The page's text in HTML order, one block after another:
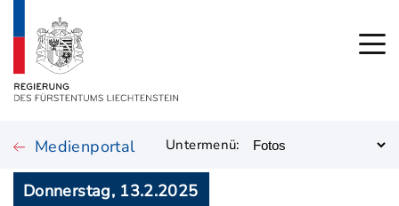
Medienportal Untermenü:
Donnerstag, 13.2.2025